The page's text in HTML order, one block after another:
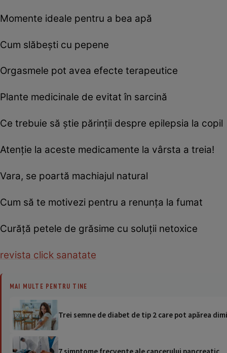
Momente ideale pentru a bea apă
Cum slăbeşti cu pepene
Orgasmele pot avea efecte terapeutice
Plante medicinale de evitat în sarcină
Ce trebuie să ştie părinţii despre epilepsia la copil
Atenţie la aceste medicamente la vârsta a treia!
Vara, se poartă machiajul natural
Cum să te motivezi pentru a renunţa la fumat
Curăţă petele de grăsime cu soluţii netoxice
revista click sanatate
MAI MULTE PENTRU TINE
Trei semne de diabet de tip 2 care pot apărea